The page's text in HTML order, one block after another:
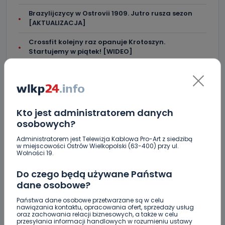
Kto jest administratorem danych
osobowych?
Administratorem jest Telewizja Kablowa Pro-Art z siedzibą
w miejscowości Ostrów Wielkopolski (63-400) przy ul.
Wolności 19.
Do czego będą używane Państwa
dane osobowe?
Państwa dane osobowe przetwarzane są w celu
nawiązania kontaktu, opracowania ofert, sprzedaży usług
oraz zachowania relacji biznesowych, a także w celu
przesyłania informacji handlowych w rozumieniu ustawy
Brazylijczycy w Ostrovii 1909. Jutro rusza sezon
[AKTUALIZACJA]
Crossfit kolejny raz opanuje Krotoszyn.
Startujemy w piątek! [WIDEO]
[FOTO]
Skomentuj ten wpis jako pierwszy!
DOŁĄCZ DO DYSKUSJI